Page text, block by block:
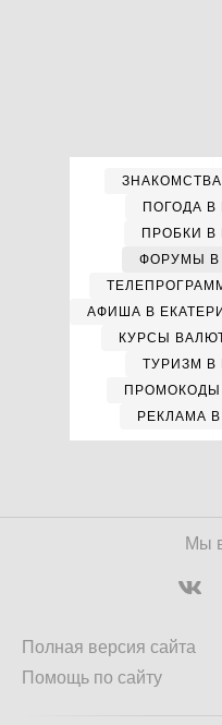
ПОГОДА В
ПРОБКИ В
ФОРУМЫ В
АФИША В
КУРСЫ
ТУРИЗМ В
ПРОМОКОДЫ
РЕКЛАМА
Мы
Полная версия сайта
Помощь по сайту